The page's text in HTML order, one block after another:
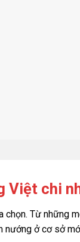
Việt chi
chọn. Từ những
ở cơ sở